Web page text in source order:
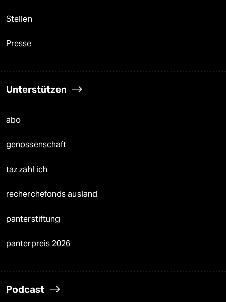
Stellen
Presse
Unterstützen
abo
genossenschaft
taz zahl ich
recherchefonds ausland
panterstiftung
panterpreis 2026
Podcast